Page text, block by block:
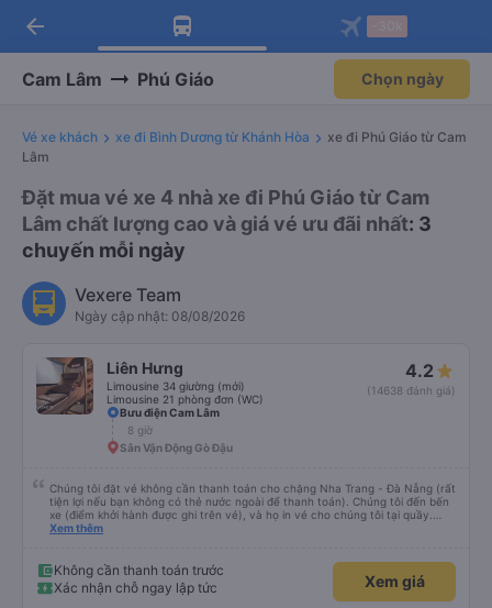
Tải app Vexere ngay!
Nhận ưu đãi thành viên độc
Mở app
Tải app Vexere
-30k/ghế khi đặt vé máy bay qua
Mở app
arrow_back
Cam Lâm Phú Giáo Chọn ngày
Vé xe khách xe đi Bình Dương từ Khánh Hòa
xe đi Phú Giáo từ Cam
Lâm
Đặt mua vé xe 4 nhà xe đi Phú Giáo từ Cam
Lâm chất lượng cao và giá vé ưu đãi nhất: 3
chuyến mỗi ngày
Vexere Team
Ngày cập nhật: 08/08/2026
Liên Hưng
Limousine 34 giường (mới)
Limousine 21 phòng đơn (WC)
4.2
(14638 đánh giá)
Bưu điện Cam Lâm
8 giờ
Sân Vận Động Gò Đậu
Chúng tôi đặt vé không cần thanh toán cho chặng Nha Trang - Đà Nẵng (rất
tiện lợi nếu bạn không có thẻ nước ngoài để thanh toán). Chúng tôi đến bến
xe (điểm khởi hành được ghi trên vé), và họ in vé cho chúng tôi tại quầy.
Chúng tôi cũng quyết định mua vé chiều về trực tiếp tại quầy, vì giá vé trên
ấm hoặc áo khoác mỏng, vì thỉnh thoảng trời khá lạnh, và chăn mền thì hơi
cũ, nhưng vẫn có sẵn. Cổng USB để sạc điện thoại hoạt động tốt, và có giấy
vệ sinh. Mọi thứ khá sạch sẽ. Chúng tôi trở về từ Đà Nẵng (bến xe Đà Nẵng,
Xem thêm
Không cần thanh toán trước
Xác nhận chỗ ngay lập tức
Xem giá